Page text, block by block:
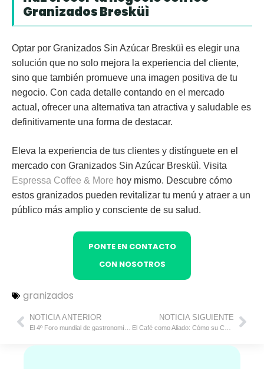
Granizados Bresküì
Optar por Granizados Sin Azúcar Bresküì es elegir una
solución que no solo mejora la experiencia del cliente,
sino que también promueve una imagen positiva de tu
negocio. Con cada detalle contando en el mercado
actual, ofrecer una alternativa tan atractiva y saludable es
definitivamente una forma de destacar.
Eleva la experiencia de tus clientes y distínguete en el
mercado con Granizados Sin Azúcar Bresküì. Visita
Espressa Coffee & More hoy mismo. Descubre cómo
estos granizados pueden revitalizar tu menú y atraer a un
público más amplio y consciente de su salud.
PONTE EN CONTACTO
CON NOSOTROS
granizados
NOTICIA ANTERIOR NOTICIA SIGUIENTE
El Café como Aliado: Cómo su Consumo Ayuda a Reducir el Daño del ADN y el Estrés Oxidativo